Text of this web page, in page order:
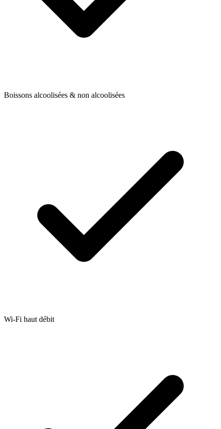
Boissons alcoolisées & non alcoolisées
Wi-Fi haut débit